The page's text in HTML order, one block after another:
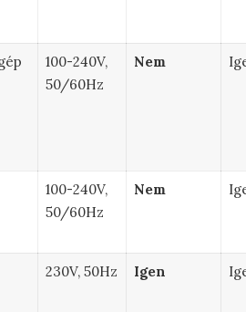
100-240V,
50/60Hz
Nem
100-240V,
50/60Hz
Nem
230V, 50Hz Igen